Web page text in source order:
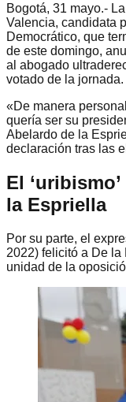
Bogotá, 31 mayo.-
Valencia, candidata
Democrático, que
de este domingo,
al abogado
votado de la jornada.
«De manera
quería ser su
Abelardo de la
declaración tras las
El
la Espriella
Por su parte, el
2022) felicitó a De
unidad de la